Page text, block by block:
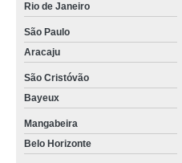
Rio de Janeiro
São Paulo
Aracaju
São Cristóvão
Bayeux
Mangabeira
Belo Horizonte